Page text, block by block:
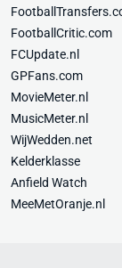
FootballCritic.com
FCUpdate.nl
GPFans.com
MovieMeter.nl
MusicMeter.nl
WijWedden.net
Kelderklasse
Anfield Watch
MeeMetOranje.nl